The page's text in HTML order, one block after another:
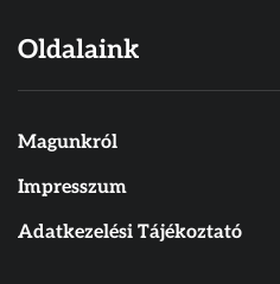
Oldalaink
Magunkról
Impresszum
Adatkezelési Tájékoztató